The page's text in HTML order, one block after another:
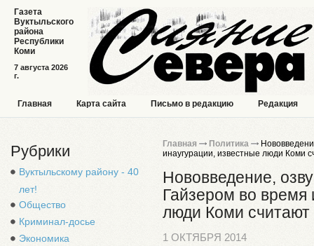
7 августа 2026
г.
Газета
Вуктыльского
района
Республики
Коми
Главная Карта сайта Письмо в редакцию Редакция
Рубрики
Вуктыльскому району - 40
лет!
Общество
Криминал-досье
Экономика
Главная Политика
инаугурации, известные люди Коми
Нововведение,
Гайзером во время
люди Коми
1 ОКТЯБРЯ 2014